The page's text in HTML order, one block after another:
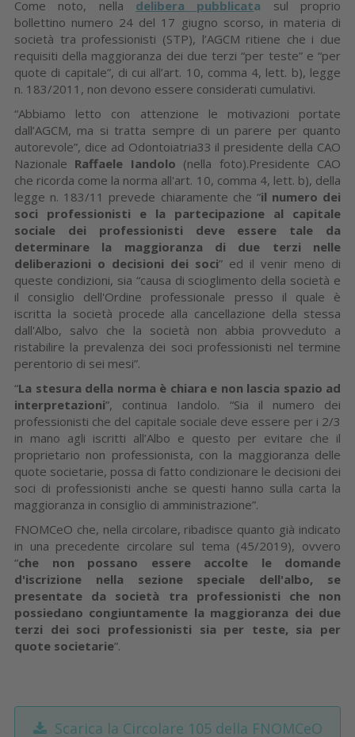
Come noto, nella delibera pubblicata sul proprio
bollettino numero 24 del 17 giugno scorso, in materia di
società tra professionisti (STP), l’AGCM ritiene che i due
requisiti della maggioranza dei due terzi “per teste” e “per
quote di capitale”, di cui all’art. 10, comma 4, lett. b), legge
n. 183/2011, non devono essere considerati cumulativi.
“Abbiamo letto con attenzione le motivazioni portate
dall’AGCM, ma si tratta sempre di un parere per quanto
autorevole”, dice ad Odontoiatria33 il presidente della CAO
Nazionale Raffaele Iandolo (nella foto).Presidente CAO
che ricorda come la norma all'art. 10, comma 4, lett. b), della
legge n. 183/11 prevede chiaramente che “il numero dei
soci professionisti e la partecipazione al capitale
sociale dei professionisti deve essere tale da
determinare la maggioranza di due terzi nelle
deliberazioni o decisioni dei soci” ed il venir meno di
queste condizioni, sia “causa di scioglimento della società e
il consiglio dell'Ordine professionale presso il quale è
iscritta la società procede alla cancellazione della stessa
dall'Albo, salvo che la società non abbia provveduto a
ristabilire la prevalenza dei soci professionisti nel termine
perentorio di sei mesi”.
“La stesura della norma è chiara e non lascia spazio ad
interpretazioni”, continua Iandolo. “Sia il numero dei
professionisti che del capitale sociale deve essere per i 2/3
in mano agli iscritti all’Albo e questo per evitare che il
proprietario non professionista, con la maggioranza delle
quote societarie, possa di fatto condizionare le decisioni dei
soci di professionisti anche se questi hanno sulla carta la
maggioranza in consiglio di amministrazione”.
FNOMCeO che, nella circolare, ribadisce quanto già indicato
in una precedente circolare sul tema (45/2019), ovvero
“che non possano essere accolte le domande
d'iscrizione nella sezione speciale dell'albo, se
presentate da società tra professionisti che non
possiedano congiuntamente la maggioranza dei due
terzi dei soci professionisti sia per teste, sia per
quote societarie”.
Scarica la Circolare 105 della FNOMCeO